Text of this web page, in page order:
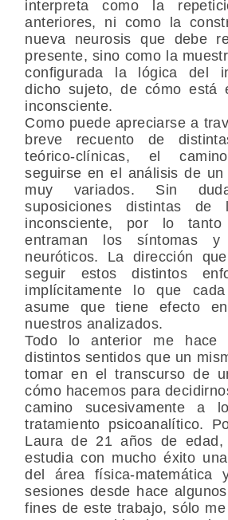
interpreta como la
anteriores, ni como la
nueva neurosis que debe
presente, sino como la
configurada la lógica del
dicho sujeto, de cómo está
inconsciente.
Como puede apreciarse a
breve recuento de
teórico-clínicas, el
seguirse en el análisis de un
muy variados. Sin
suposiciones distintas
inconsciente, por lo
entraman los síntomas y
neuróticos. La dirección
seguir estos distintos
implícitamente lo que
asume que tiene efecto
nuestros analizados.
Todo lo anterior me hace
distintos sentidos que un
tomar en el transcurso de
cómo hacemos para
camino sucesivamente a
tratamiento psicoanalítico.
Laura de 21 años de
estudia con mucho éxito
del área física-matemática
sesiones desde hace
fines de este trabajo, sólo